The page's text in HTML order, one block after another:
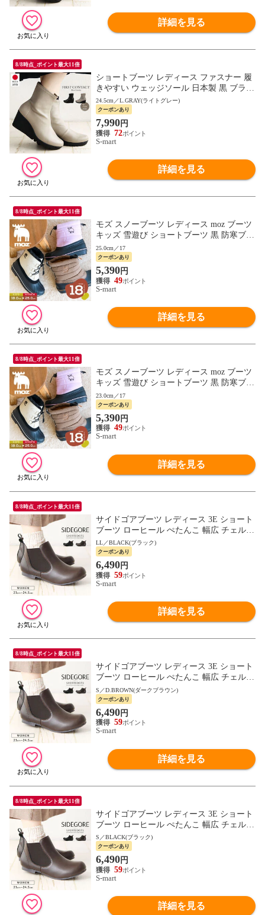
詳細を見る
8/8時点_ポイント最大11倍
ショートブーツ レディース ファスナー 履
きやすい ウェッジソール 日本製 黒 ブラッ
ク FIRST CONTACT ファーストコンタクト
69600
24.5cm／L.GRAY(ライトグレー)
クーポンあり
7,990円
72
S-mart
詳細を見る
8/8時点_ポイント最大11倍
モズ スノーブーツ レディース moz ブーツ
キッズ 雪遊び ショートブーツ 黒 防寒ブー
ツ 暖かい ボア ウィンター 冬 防水 ビーン
ブーツ
25.0cm／17
クーポンあり
5,390円
49
S-mart
詳細を見る
8/8時点_ポイント最大11倍
モズ スノーブーツ レディース moz ブーツ
キッズ 雪遊び ショートブーツ 黒 防寒ブー
ツ 暖かい ボア ウィンター 冬 防水 ビーン
ブーツ
23.0cm／17
クーポンあり
5,390円
49
S-mart
詳細を見る
8/8時点_ポイント最大11倍
サイドゴアブーツ レディース 3E ショート
ブーツ ローヒール ぺたんこ 幅広 チェルシ
ーブーツ 靴 ハッシュドコーデ 黒 ダークブ
ラウン 4368
LL／BLACK(ブラック)
クーポンあり
6,490円
59
S-mart
詳細を見る
8/8時点_ポイント最大11倍
サイドゴアブーツ レディース 3E ショート
ブーツ ローヒール ぺたんこ 幅広 チェルシ
ーブーツ 靴 ハッシュドコーデ 黒 ダークブ
ラウン 4368
S／D.BROWN(ダークブラウン)
クーポンあり
6,490円
59
S-mart
詳細を見る
8/8時点_ポイント最大11倍
サイドゴアブーツ レディース 3E ショート
ブーツ ローヒール ぺたんこ 幅広 チェルシ
ーブーツ 靴 ハッシュドコーデ 黒 ダークブ
ラウン 4368
S／BLACK(ブラック)
クーポンあり
6,490円
59
S-mart
詳細を見る